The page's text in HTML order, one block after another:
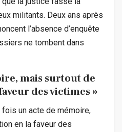
militants. Deux ans après
l’absence d’enquête
ne tombent dans
mais surtout de
des victimes »
un acte de mémoire,
en la faveur des